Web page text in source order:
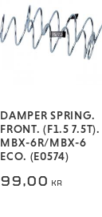
DAMPER SPRING.
FRONT. (F1.5 7.5T).
MBX-6R/MBX-6
ECO. (E0574)
99,00 KR